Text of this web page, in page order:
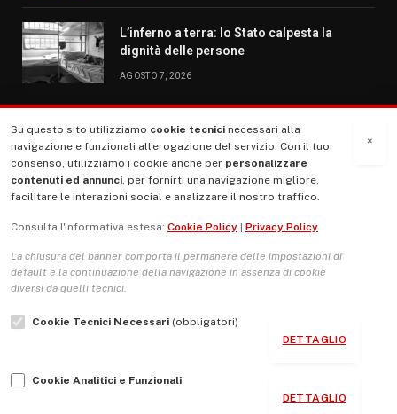
L’inferno a terra: lo Stato calpesta la
dignità delle persone
AGOSTO 7, 2026
MENU
La Nostra Storia
Le Copertine
L’Associazione
Indirizzo Socio Politico Culturale
Guida per le autrici e gli autori
×
Su questo sito utilizziamo cookie tecnici necessari alla
navigazione e funzionali all'erogazione del servizio. Con il tuo
consenso, utilizziamo i cookie anche per personalizzare
contenuti ed annunci, per fornirti una navigazione migliore,
facilitare le interazioni social e analizzare il nostro traffico.
Consulta l'informativa estesa: Cookie Policy Privacy Policy
La chiusura del banner comporta il permanere delle impostazioni di
default e la continuazione della navigazione in assenza di cookie
diversi da quelli tecnici.
Cookie Tecnici Necessari (obbligatori)
DETTAGLIO
Cookie Analitici e Funzionali
DETTAGLIO